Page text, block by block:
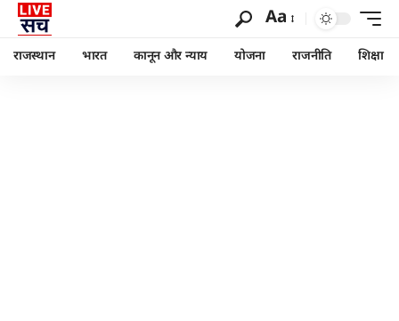
Aa
राजस्थान भारत कानून और न्याय योजना राजनीति शिक्षा